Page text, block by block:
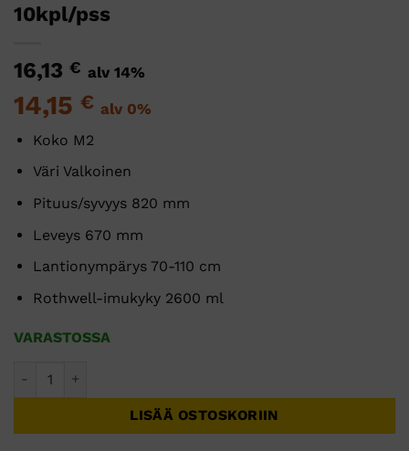
10kpl/pss
16,13 € alv 14%
14,15 € alv 0%
Koko M2
Väri Valkoinen
Pituus/syvyys 820 mm
Leveys 670 mm
Lantionympärys 70-110 cm
Rothwell-imukyky 2600 ml
VARASTOSSA
LISÄÄ OSTOSKORIIN